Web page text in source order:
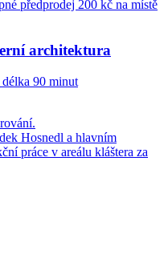
předprodej 200 kč na místě
architektura
délka 90 minut
Hosnedl a hlavním
práce v areálu kláštera za